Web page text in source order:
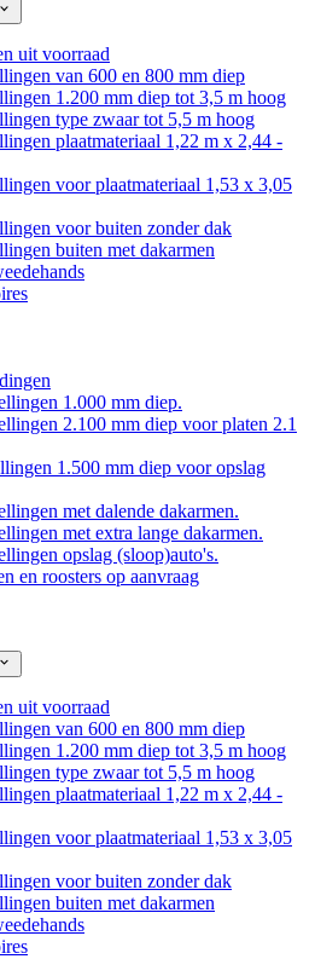
uit voorraad
van 600 en 800 mm diep
1.200 mm diep tot 3,5 m hoog
type zwaar tot 5,5 m hoog
plaatmateriaal 1,22 m x 2,44 -
voor plaatmateriaal 1,53 x 3,05
voor buiten zonder dak
buiten met dakarmen
1.000 mm diep.
2.100 mm diep voor platen 2.1
1.500 mm diep voor opslag
met dalende dakarmen.
met extra lange dakarmen.
opslag (sloop)auto's.
en roosters op aanvraag
uit voorraad
van 600 en 800 mm diep
1.200 mm diep tot 3,5 m hoog
type zwaar tot 5,5 m hoog
plaatmateriaal 1,22 m x 2,44 -
voor plaatmateriaal 1,53 x 3,05
voor buiten zonder dak
buiten met dakarmen